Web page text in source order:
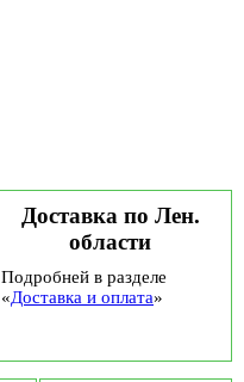
Доставка по Лен.
области
Подробней в разделе
«Доставка и оплата»